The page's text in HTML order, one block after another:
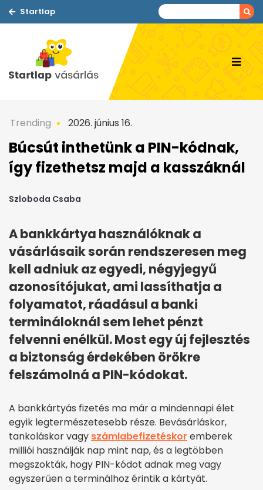
Startlap
Trending 2026. június 16.
Búcsút inthetünk a PIN-kódnak,
így fizethetsz majd a kasszáknál
Szloboda Csaba
A bankkártya használóknak a
vásárlásaik során rendszeresen meg
kell adniuk az egyedi, négyjegyű
azonosítójukat, ami lassíthatja a
folyamatot, ráadásul a banki
termináloknál sem lehet pénzt
felvenni enélkül. Most egy új fejlesztés
a biztonság érdekében örökre
felszámolná a PIN-kódokat.
A bankkártyás fizetés ma már a mindennapi élet
egyik legtermészetesebb része. Bevásárláskor,
tankoláskor vagy számlabefizetéskor emberek
milliói használják nap mint nap, és a legtöbben
megszokták, hogy PIN-kódot adnak meg vagy
egyszerűen a terminálhoz érintik a kártyát.